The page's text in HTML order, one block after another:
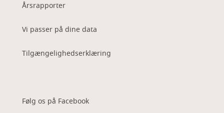
Årsrapporter
Vi passer på dine data
Tilgængelighedserklæring
Følg os på Facebook